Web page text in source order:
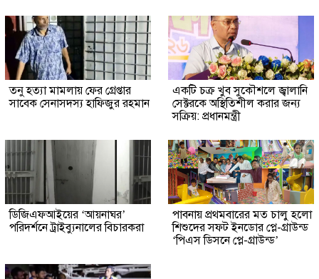
তনু হত্যা মামলায় ফের গ্রেপ্তার
সাবেক সেনাসদস্য হাফিজুর রহমান
একটি চক্র খুব সুকৌশলে জ্বালানি
সেক্টরকে অস্থিতিশীল করার জন্য
সক্রিয়: প্রধানমন্ত্রী
ডিজিএফআইয়ের ‘আয়নাঘর’
পরিদর্শনে ট্রাইব্যুনালের বিচারকরা
পাবনায় প্রথমবারের মত চালু হলো
শিশুদের সফট ইনডোর প্লে-গ্রাউন্ড
‘পিএস ডিসনে প্লে-গ্রাউন্ড’